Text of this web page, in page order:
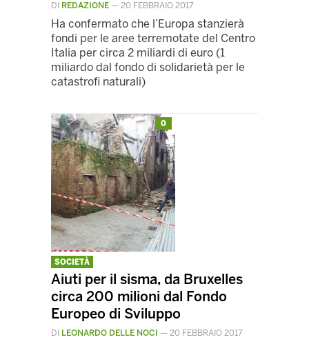
DI REDAZIONE — 20 FEBBRAIO 2017
Ha confermato che l’Europa stanzierà
fondi per le aree terremotate del Centro
Italia per circa 2 miliardi di euro (1
miliardo dal fondo di solidarietà per le
catastrofi naturali)
0
SOCIETÀ
Aiuti per il sisma, da Bruxelles
circa 200 milioni dal Fondo
Europeo di Sviluppo
DI LEONARDO DELLE NOCI — 20 FEBBRAIO 2017